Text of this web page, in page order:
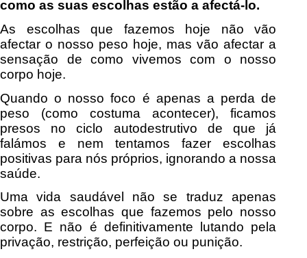
como as suas escolhas estão a afectá-lo.
As escolhas que fazemos hoje não vão
afectar o nosso peso hoje, mas vão afectar a
sensação de como vivemos com o nosso
corpo hoje.
Quando o nosso foco é apenas a perda de
peso (como costuma acontecer), ficamos
presos no ciclo autodestrutivo de que já
falámos e nem tentamos fazer escolhas
positivas para nós próprios, ignorando a nossa
saúde.
Uma vida saudável não se traduz apenas
sobre as escolhas que fazemos pelo nosso
corpo. E não é definitivamente lutando pela
privação, restrição, perfeição ou punição.